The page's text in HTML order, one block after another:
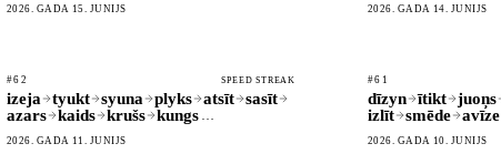
2026. GADA 15. JŪNIJS 2026. GADA 14. JŪNIJS
#62 SPEED STREAK
izeja tyukt syuna plyks atsīt
sasīt
azars
kaids krušs kungs …
2026. GADA 11. JŪNIJS
#61
dīzyn ītikt juoņs
izlīt
smēde avīze
2026. GADA 10. JŪNIJS